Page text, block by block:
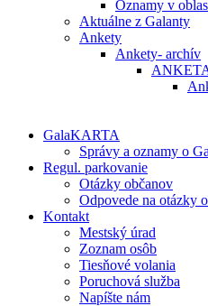
Oznamy v
Aktuálne z Galanty
Ankety
Ankety- archív
GalaKARTA
Správy a oznamy o
Regul. parkovanie
Otázky občanov
Odpovede na otázky
Kontakt
Mestský úrad
Zoznam osôb
Tiesňové volania
Poruchová služba
Napíšte nám